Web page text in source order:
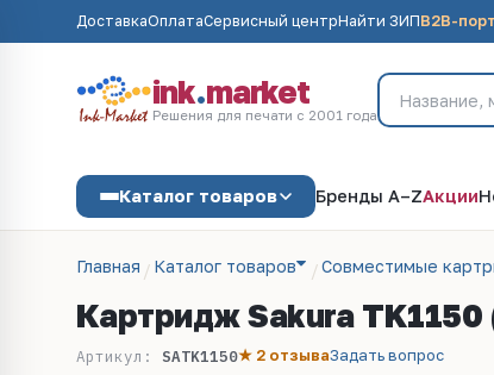
ДоставкаОплатаСервисный центрНайти ЗИПB2B-
ink.market
Решения для печати с 2001 года
Каталог товаров Бренды A–ZАкции
Главная Каталог товаров Совместимые
Картридж Sakura TK1150
Артикул: SATK1150★ 2 отзываЗадать вопрос